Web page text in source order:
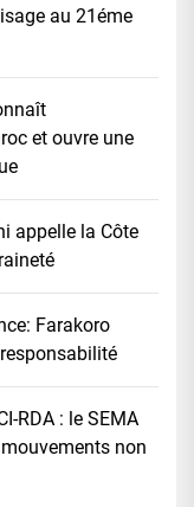
au 21éme
et ouvre une
appelle la Côte
Farakoro
RDA : le SEMA
non